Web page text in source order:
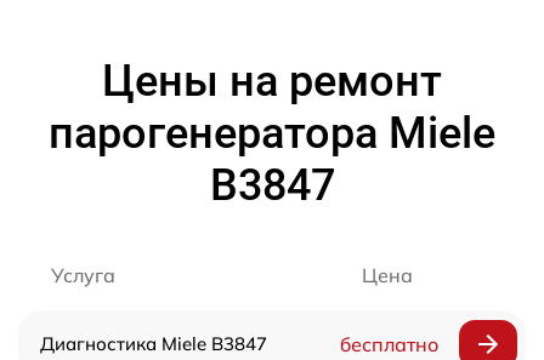
Цены на ремонт
парогенератора Miele
B3847
Услуга Цена
Диагностика Miele B3847 бесплатно